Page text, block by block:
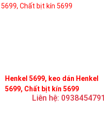
Henkel 5699, keo dán Henkel
5699, Chất bịt kín 5699
Liên hệ: 0938454791